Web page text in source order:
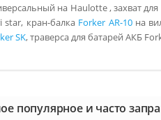
на Haulotte, захват
star, кран-балка Forker AR-10на
SK, траверса для батарей АКБ
популярное и часто